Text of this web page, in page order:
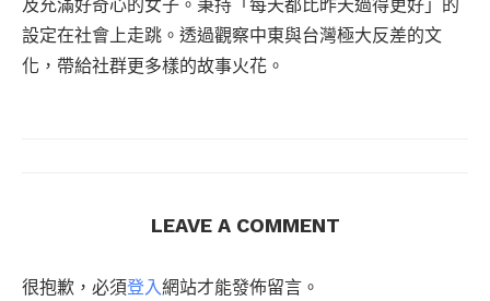
及充滿好奇心的女子。秉持「每天都比昨天過得更好」的
設定在社會上走跳。透過觀察中東與台灣極大反差的文
化，帶給社群更多樣的故事火花。
LEAVE A COMMENT
很抱歉，必須登入網站才能發佈留言。